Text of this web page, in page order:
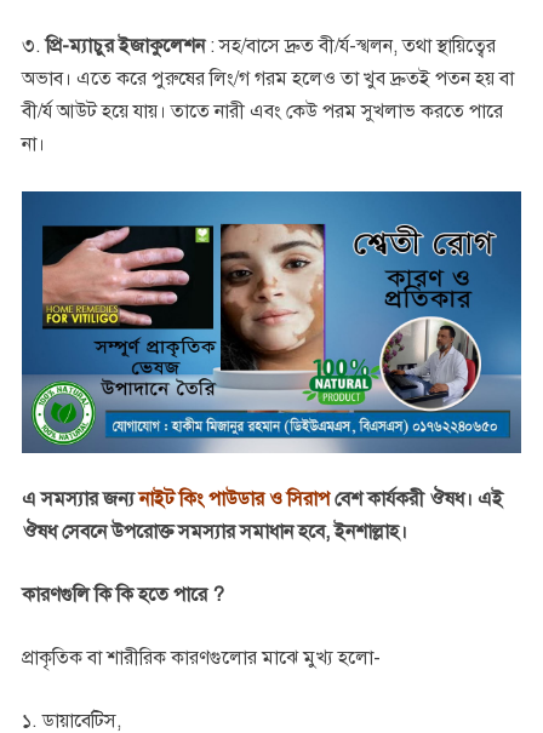
৩.প্রি-ম্যাচুর ইজাকুলেশন: সহ/বাসে দ্রুত বী/র্য-স্খলন, তথা স্থায়িত্বের
অভাব। এতে করে পুরুষের লিং/গ গরম হলেও তা খুব দ্রুতই পতন হয় বা
বী/র্য আউট হয়ে যায়। তাতে নারী এবং কেউ পরম সুখলাভ করতে পারে
না।
এ সমস্যার জন্যনাইট কিং পাউডার ও সিরাপবেশ কার্যকরী ঔষধ। এই
ঔষধ সেবনে উপরোক্ত সমস্যার সমাধান হবে, ইনশাল্লাহ।
কারণগুলি কি কি হতে পারে ?
প্রাকৃতিক বা শারীরিক কারণগুলোর মাঝে মুখ্য হলো-
১. ডায়াবেটিস,